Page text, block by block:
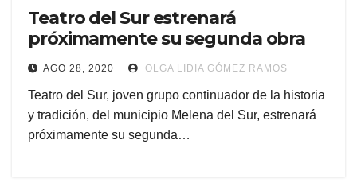
Teatro del Sur estrenará
próximamente su segunda obra
AGO 28, 2020 OLGA LIDIA GÓMEZ RAMOS
Teatro del Sur, joven grupo continuador de la historia
y tradición, del municipio Melena del Sur, estrenará
próximamente su segunda…